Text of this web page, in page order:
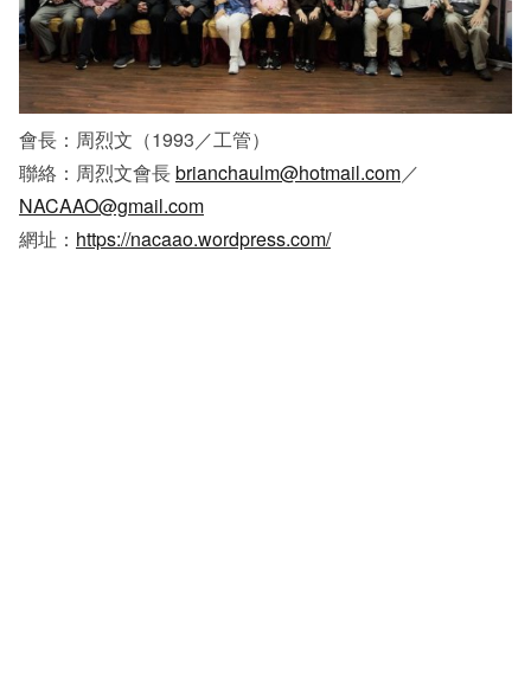
會長：周烈文（1993／工管）
聯絡：周烈文會長brianchaulm@hotmail.com／
NACAAO@gmail.com
網址： https://nacaao.wordpress.com/